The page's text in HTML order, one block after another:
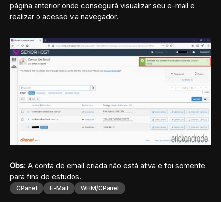
página anterior onde conseguirá visualizar seu e-mail e
realizar o acesso via navegador.
Obs: A conta de email criada não está ativa e foi somente
para fins de estudos.
CPanel E-Mail WHM/cPanel